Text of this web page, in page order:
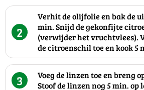
2
Verhit de olijfolie en bak de
min. Snijd de gekonfijte
(verwijder het vruchtvlees).
de citroenschil toe en kook 5
3
Voeg de linzen toe en breng
Stoof de linzen nog 5 min. op